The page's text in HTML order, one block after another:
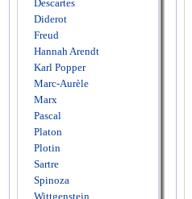
Descartes
Diderot
Freud
Hannah Arendt
Karl Popper
Marc-Aurèle
Marx
Pascal
Platon
Plotin
Sartre
Spinoza
Wittgenstein